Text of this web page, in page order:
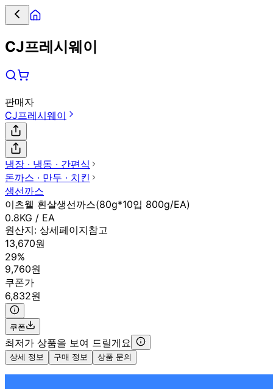
CJ프레시웨이
판매자
CJ프레시웨이
냉장 ∙ 냉동 ∙ 간편식
돈까스 ∙ 만두 ∙ 치킨
생선까스
이츠웰 흰살생선까스(80g*10입 800g/EA)
0.8KG / EA
원산지: 상세페이지참고
13,670원
29%
9,760원
쿠폰가
6,832원
쿠폰
최저가 상품을 보여 드릴게요
상세 정보 구매 정보 상품 문의